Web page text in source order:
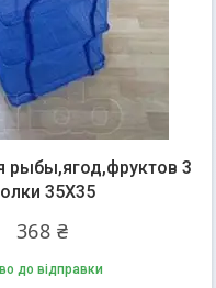
рыбы,ягод,фруктов 3
35X35
368 ₴
до відправки